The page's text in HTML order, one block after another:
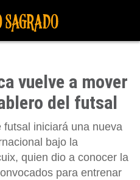
vuelve a mover
del futsal
iniciará una nueva
bajo la
quien dio a conocer la
para entrenar